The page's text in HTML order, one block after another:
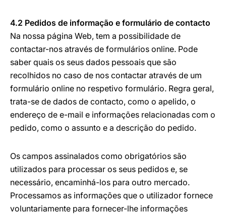
4.2 Pedidos de informação e formulário de contacto
Na nossa página Web, tem a possibilidade de
contactar-nos através de formulários online. Pode
saber quais os seus dados pessoais que são
recolhidos no caso de nos contactar através de um
formulário online no respetivo formulário. Regra geral,
trata-se de dados de contacto, como o apelido, o
endereço de e-mail e informações relacionadas com o
pedido, como o assunto e a descrição do pedido.
Os campos assinalados como obrigatórios são
utilizados para processar os seus pedidos e, se
necessário, encaminhá-los para outro mercado.
Processamos as informações que o utilizador fornece
voluntariamente para fornecer-lhe informações